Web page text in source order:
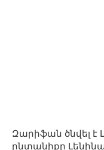
Զարիֆան ծնվել է
ընտանիքը